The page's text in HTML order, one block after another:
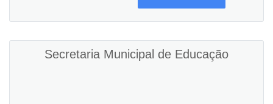
Secretaria Municipal de Educação